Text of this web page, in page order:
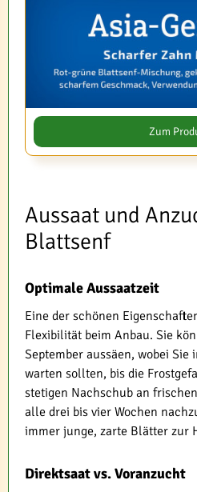
Zum
Aussaat und
Blattsenf
Optimale Aussaatzeit
Eine der schönen
Flexibilität beim Anbau. Sie
September aussäen, wobei
warten sollten, bis die
stetigen Nachschub an
alle drei bis vier Wochen
immer junge, zarte Blätter zur
Direktsaat vs. Voranzucht